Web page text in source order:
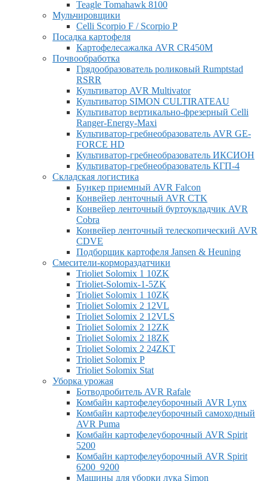
Teagle Tomahawk 8100
Мульчировщики
Celli Scorpio F / Scorpio P
Посадка картофеля
Картофелесажалка AVR CR450M
Почвообработка
Грядообразователь роликовый Rumptstad
RSRR
Культиватор AVR Multivator
Культиватор SIMON CULTIRATEAU
Культиватор вертикально-фрезерный Celli
Ranger-Energy-Maxi
Культиватор-гребнеобразователь AVR GE-
FORCE HD
Культиватор-гребнеобразователь ИКСИОН
Культиватор-гребнеобразователь КГП-4
Складская логистика
Бункер приемный AVR Falcon
Конвейер ленточный AVR CTK
Конвейер ленточный буртоукладчик AVR
Cobra
Конвейер ленточный телескопический AVR
CDVE
Подборщик картофеля Jansen & Heuning
Смесители-кормораздатчики
Trioliet Solomix 1 10ZK
Trioliet-Solomix-1-5ZK
Trioliet Solomix 1 10ZK
Trioliet Solomix 2 12VL
Trioliet Solomix 2 12VLS
Trioliet Solomix 2 12ZK
Trioliet Solomix 2 18ZK
Trioliet Solomix 2 24ZKT
Trioliet Solomix P
Trioliet Solomix Stat
Уборка урожая
Ботводробитель AVR Rafale
Комбайн картофелеуборочный AVR Lynx
Комбайн картофелеуборочный самоходный
AVR Puma
Комбайн картофелеуборочный AVR Spirit
5200
Комбайн картофелеуборочный AVR Spirit
6200_9200
Машины для уборки лука Simon